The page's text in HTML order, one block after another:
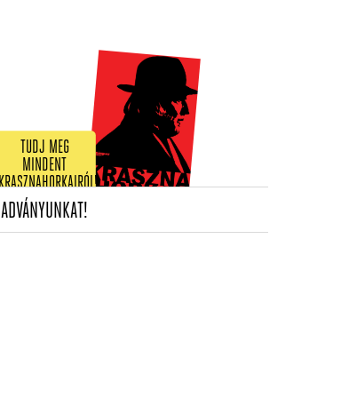
TUDJ MEG
MINDENT
(CURRENT)